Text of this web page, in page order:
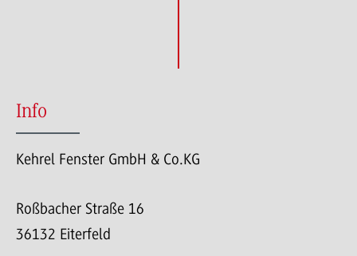
Info
Kehrel Fenster GmbH & Co.KG
Roßbacher Straße 16
36132 Eiterfeld